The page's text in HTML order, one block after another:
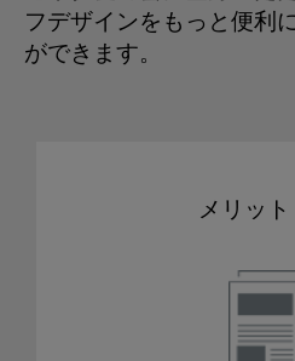
フデザインをもっと便利
ができます。
メリット